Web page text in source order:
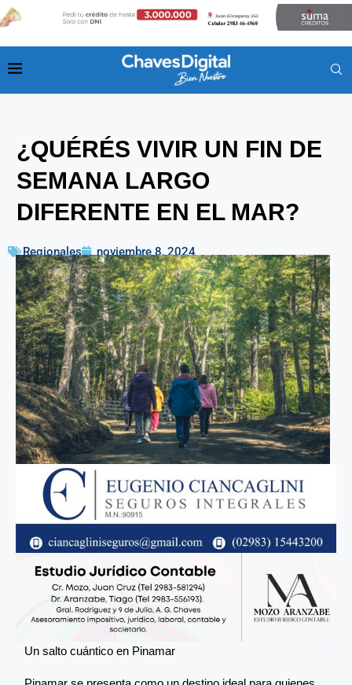
¿QUÉRÉS VIVIR UN FIN DE
SEMANA LARGO
DIFERENTE EN EL MAR?
Regionales noviembre 8, 2024
Un salto cuántico en Pinamar